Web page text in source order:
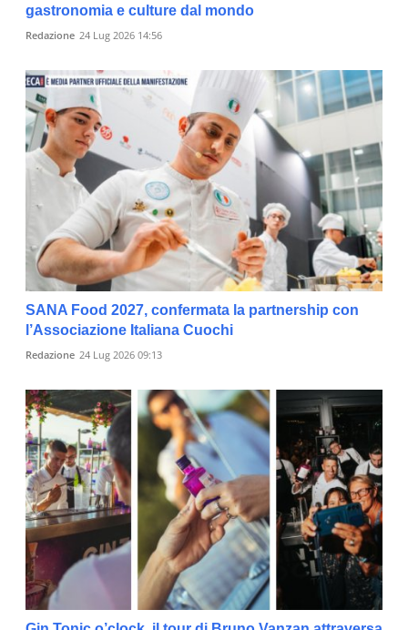
gastronomia e culture dal mondo
Redazione 24 Lug 2026 14:56
SANA Food 2027, confermata la partnership con
l’Associazione Italiana Cuochi
Redazione 24 Lug 2026 09:13